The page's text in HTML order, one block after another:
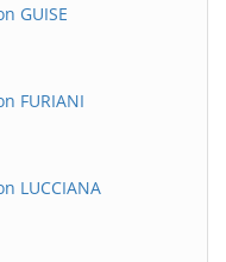
GUISE
FURIANI
LUCCIANA